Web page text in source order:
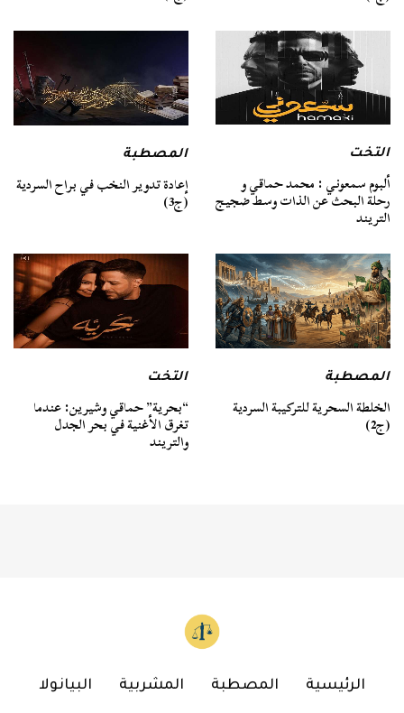
التخت
ألبوم سمعوني : محمد حماقي و
رحلة البحث عن الذات وسط ضجيج
التريند
المصطبة
إعادة تدوير النخب في براح السردية
(ج3)
المصطبة
الخلطة السحرية للتركيبة السردية
(ج2)
التخت
“بحرية” حماقي وشيرين: عندما
تغرق الأغنية في بحر الجدل
والتريند
الرئيسية المصطبة المشربية البيانولا